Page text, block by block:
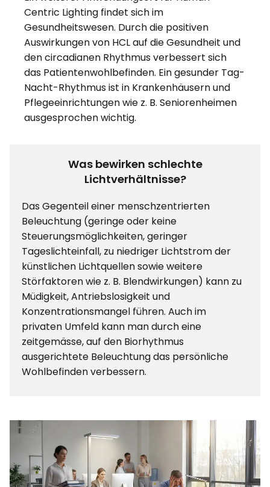
Centric Lighting findet sich im
Gesundheitswesen. Durch die positiven
Auswirkungen von HCL auf die Gesundheit und
den circadianen Rhythmus verbessert sich
das Patientenwohlbefinden. Ein gesunder Tag-
Nacht-Rhythmus ist in Krankenhäusern und
Pflegeeinrichtungen wie z. B. Seniorenheimen
ausgesprochen wichtig.
Was bewirken schlechte
Lichtverhältnisse?
Das Gegenteil einer menschzentrierten
Beleuchtung (geringe oder keine
Steuerungsmöglichkeiten, geringer
Tageslichteinfall, zu niedriger Lichtstrom der
künstlichen Lichtquellen sowie weitere
Störfaktoren wie z. B. Blendwirkungen) kann zu
Müdigkeit, Antriebslosigkeit und
Konzentrationsmangel führen. Auch im
privaten Umfeld kann man durch eine
zeitgemässe, auf den Biorhythmus
ausgerichtete Beleuchtung das persönliche
Wohlbefinden verbessern.